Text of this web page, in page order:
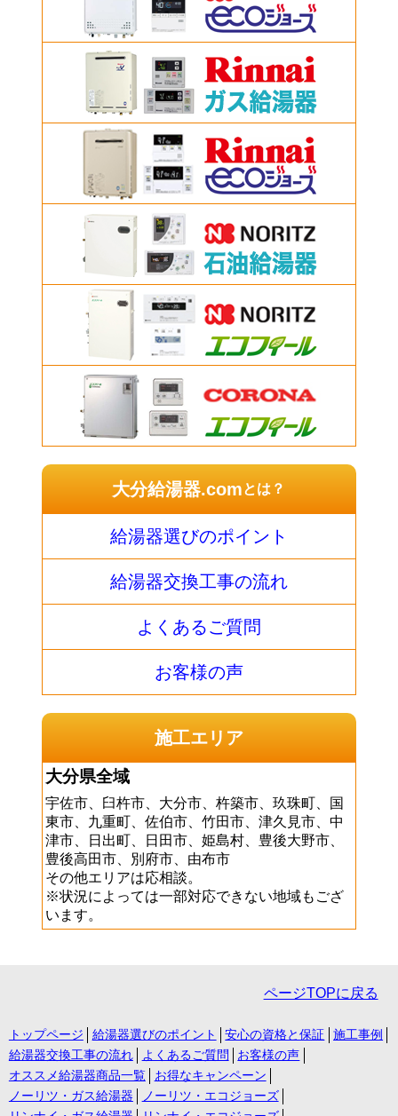
大分給湯器.comとは？
給湯器選びのポイント
給湯器交換工事の流れ
よくあるご質問
お客様の声
施工エリア
大分県全域
宇佐市、臼杵市、大分市、杵築市、玖珠町、国
東市、九重町、佐伯市、竹田市、津久見市、中
津市、日出町、日田市、姫島村、豊後大野市、
豊後高田市、別府市、由布市
その他エリアは応相談。
※状況によっては一部対応できない地域もござ
います。
ページTOPに戻る
トップページ 給湯器選びのポイント 安心の資格と保証
施工事例
給湯器交換工事の流れ
よくあるご質問
お客様の声
オススメ給湯器商品一覧
お得なキャンペーン
ノーリツ・ガス給湯器
ノーリツ・エコジョーズ